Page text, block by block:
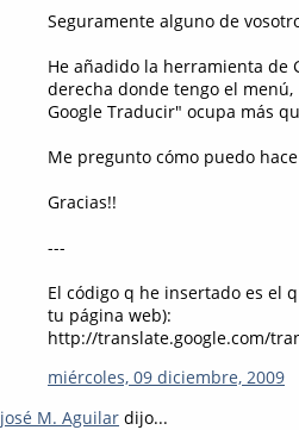
Seguramente alguno de
He añadido la herramienta de
derecha donde tengo el
Google Traducir" ocupa más
Me pregunto cómo puedo
Gracias!!
---
El código q he insertado es el
tu página web):
http://translate.google.com/
miércoles, 09 diciembre, 2009
josé M. Aguilar dijo...